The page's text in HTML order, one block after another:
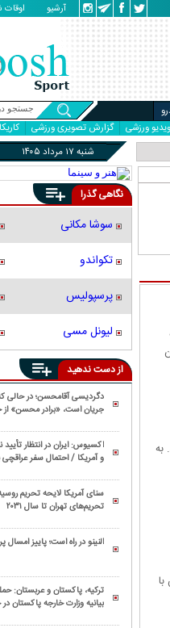
آرشیو
ویدیو ورزشی گزارش تصویری ورزشی
شنبه ۱۷ مرداد ۱۴۰۵
به
با
نگاهی گذرا
سوشا مکانی
تکواندو
پرسپولیس
لیونل مسی
از دست ندهید
دگردیسی آقامحسن؛ در حالی
جریان است، «برادر محسن»
اکسیوس: ایران در انتظار
و آمریکا / احتمال سفر
سنای آمریکا لایحه تحریم
تحریم‌های تهران تا سال ۲۰۳۱
النینو در راه است؛ پاییز
ترکیه، پاکستان و عربستان:
بیانیه وزارت خارجه